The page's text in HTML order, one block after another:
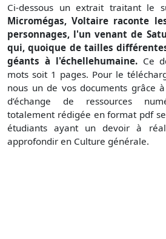
Ci-dessous un extrait traitant le
Micromégas, Voltaire raconte
personnages, l'un venant de
qui, quoique de tailles
géants à l'échellehumaine.Ce
mots soit 1 pages. Pour le
nous un de vos documents grâce
d’échange de ressources
totalement rédigée en format pdf
étudiants ayant un devoir à
approfondir en Culture générale.